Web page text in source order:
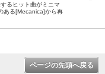
るヒット曲がミニマ
ある[Mecanica]から再
ページの先頭へ戻る